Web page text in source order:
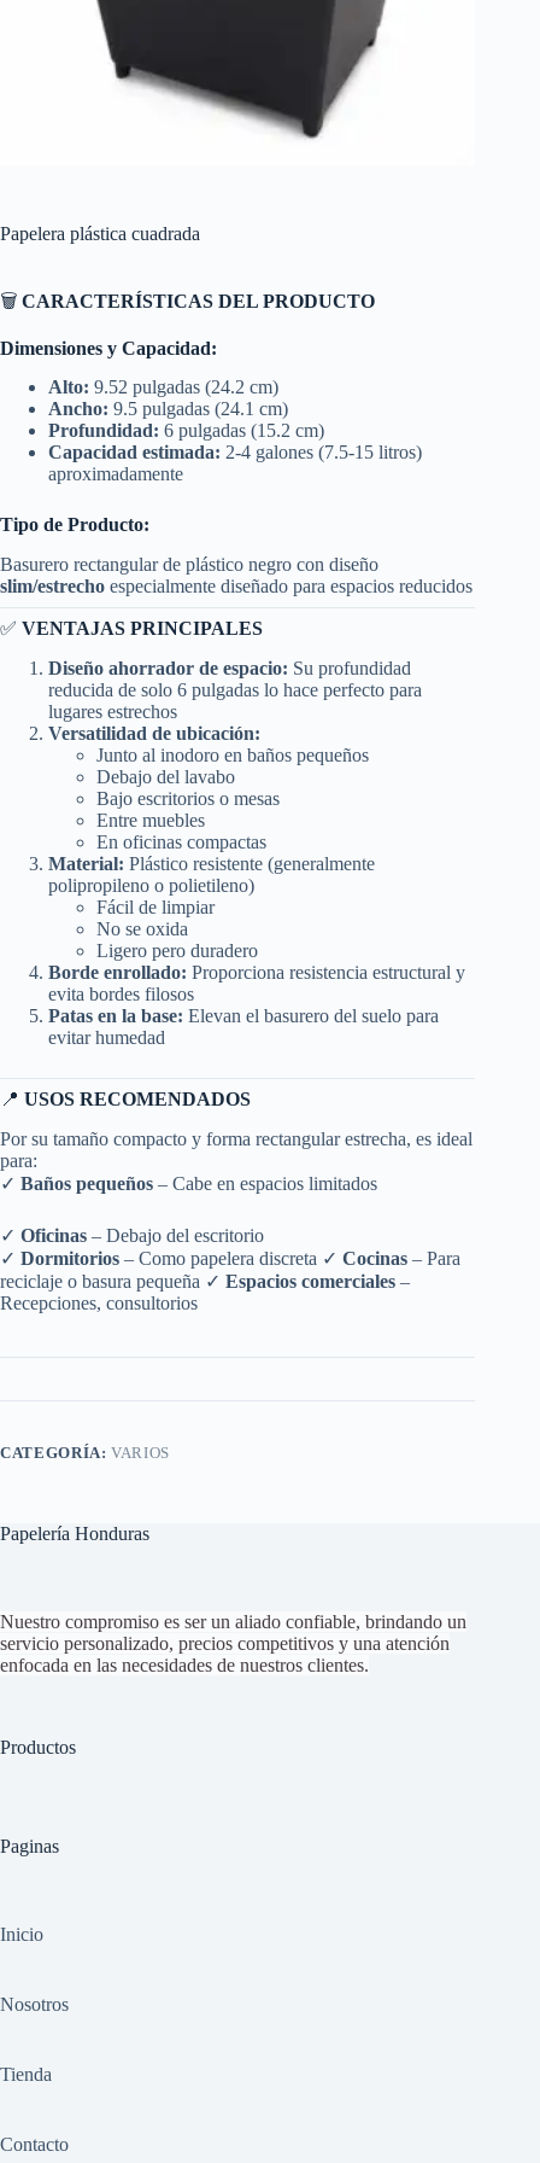
Papelera plástica cuadrada
🗑️ CARACTERÍSTICAS DEL PRODUCTO
Dimensiones y Capacidad:
Alto: 9.52 pulgadas (24.2 cm)
Ancho: 9.5 pulgadas (24.1 cm)
Profundidad: 6 pulgadas (15.2 cm)
Capacidad estimada: 2-4 galones (7.5-15 litros)
aproximadamente
Tipo de Producto:
Basurero rectangular de plástico negro con diseño
slim/estrecho especialmente diseñado para espacios reducidos
✅ VENTAJAS PRINCIPALES
Diseño ahorrador de espacio: Su profundidad
reducida de solo 6 pulgadas lo hace perfecto para
lugares estrechos
Versatilidad de ubicación:
Junto al inodoro en baños pequeños
Debajo del lavabo
Bajo escritorios o mesas
Entre muebles
En oficinas compactas
Material: Plástico resistente (generalmente
polipropileno o polietileno)
Fácil de limpiar
No se oxida
Ligero pero duradero
Borde enrollado: Proporciona resistencia estructural y
evita bordes filosos
Patas en la base: Elevan el basurero del suelo para
evitar humedad
📍 USOS RECOMENDADOS
Por su tamaño compacto y forma rectangular estrecha, es ideal
para:
✓ Baños pequeños – Cabe en espacios limitados
✓ Oficinas – Debajo del escritorio
✓ Dormitorios – Como papelera discreta ✓ Cocinas – Para
reciclaje o basura pequeña ✓ Espacios comerciales –
Recepciones, consultorios
CATEGORÍA:VARIOS
Papelería Honduras
Nuestro compromiso es ser un aliado confiable, brindando un
servicio personalizado, precios competitivos y una atención
enfocada en las necesidades de nuestros clientes.
Productos
Paginas
Inicio
Nosotros
Tienda
Contacto